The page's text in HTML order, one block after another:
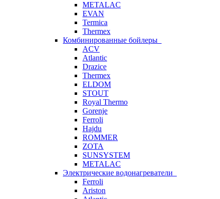
METALAC
EVAN
Termica
Thermex
Комбинированные бойлеры
ACV
Atlantic
Drazice
Thermex
ELDOM
STOUT
Royal Thermo
Gorenje
Ferroli
Hajdu
ROMMER
ZOTA
SUNSYSTEM
METALAC
Электрические водонагреватели
Ferroli
Ariston